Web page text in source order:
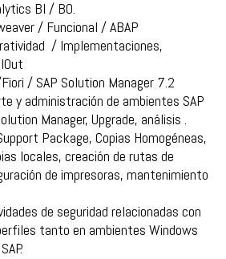
BI / BO.
/ Funcional / ABAP
/ Implementaciones,
/ SAP Solution Manager 7.2
y administración de ambientes SAP
Manager, Upgrade, análisis .
Package, Copias Homogéneas,
locales, creación de rutas de
de impresoras, mantenimiento
de seguridad relacionadas con
tanto en ambientes Windows